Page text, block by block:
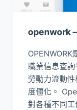
openwork
OPENWORK
職業信息查
勞動力流動
度僵化。
對各種不同工